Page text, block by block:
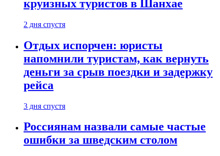
круизных туристов в Шанхае
2 дня спустя
Отдых испорчен: юристы
напомнили туристам, как вернуть
деньги за срыв поездки и задержку
рейса
3 дня спустя
Россиянам назвали самые частые
ошибки за шведским столом